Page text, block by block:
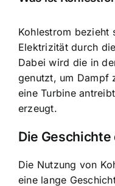
Kohlestrom bezieht
Elektrizität durch
Dabei wird die in
genutzt, um Dampf
eine Turbine
erzeugt.
Die
Die Nutzung von
eine lange